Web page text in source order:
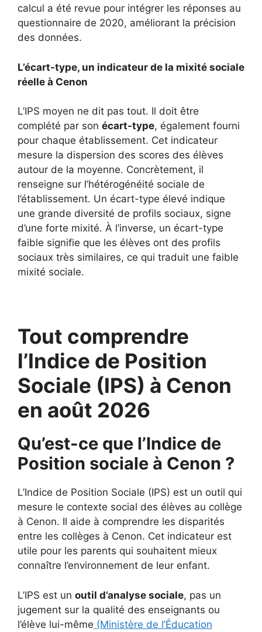
calcul a été revue pour intégrer les réponses au
questionnaire de 2020, améliorant la précision
des données.
L’écart-type, un indicateur de la mixité sociale
réelle à Cenon
L’IPS moyen ne dit pas tout. Il doit être
complété par son écart-type, également fourni
pour chaque établissement. Cet indicateur
mesure la dispersion des scores des élèves
autour de la moyenne. Concrètement, il
renseigne sur l’hétérogénéité sociale de
l’établissement. Un écart-type élevé indique
une grande diversité de profils sociaux, signe
d’une forte mixité. À l’inverse, un écart-type
faible signifie que les élèves ont des profils
sociaux très similaires, ce qui traduit une faible
mixité sociale.
Tout comprendre
l’Indice de Position
Sociale (IPS) à Cenon
en août 2026
Qu’est-ce que l’Indice de
Position sociale à Cenon ?
L’Indice de Position Sociale (IPS) est un outil qui
mesure le contexte social des élèves au collège
à Cenon. Il aide à comprendre les disparités
entre les collèges à Cenon. Cet indicateur est
utile pour les parents qui souhaitent mieux
connaître l’environnement de leur enfant.
L’IPS est un outil d’analyse sociale, pas un
jugement sur la qualité des enseignants ou
l’élève lui-même (Ministère de l’Éducation